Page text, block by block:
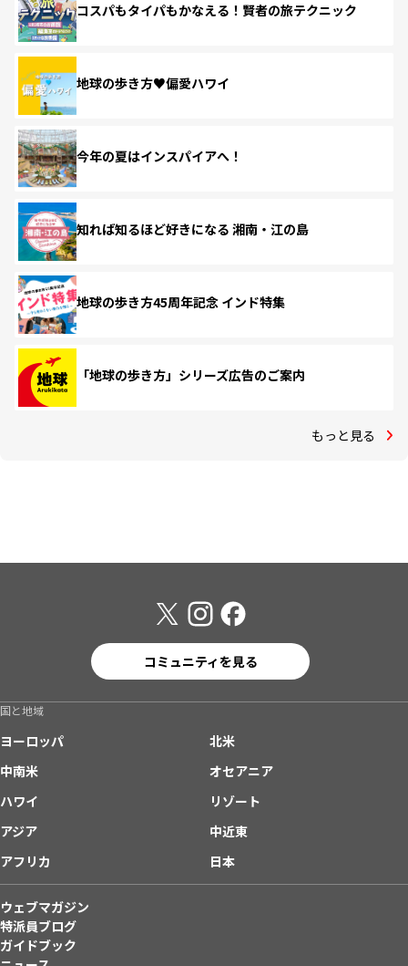
コスパもタイパもかなえる！賢者の旅テクニック
地球の歩き方♥偏愛ハワイ
今年の夏はインスパイアへ！
知れば知るほど好きになる 湘南・江の島
地球の歩き方45周年記念 インド特集
「地球の歩き方」シリーズ広告のご案内
もっと見る
コミュニティを見る
国と地域
ヨーロッパ
北米
中南米
オセアニア
ハワイ
リゾート
アジア
中近東
アフリカ
日本
ウェブマガジン
特派員ブログ
ガイドブック